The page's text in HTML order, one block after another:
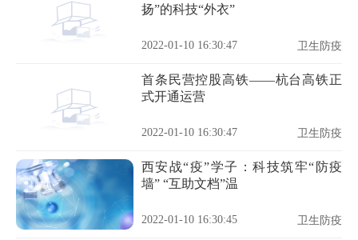
扬”的科技“外衣”
2022-01-10 16:30:47 卫生防疫
首条民营控股高铁——杭台高铁正
式开通运营
2022-01-10 16:30:47 卫生防疫
西安战“疫”学子：科技筑牢“防疫
墙” “互助文档”温
2022-01-10 16:30:45 卫生防疫